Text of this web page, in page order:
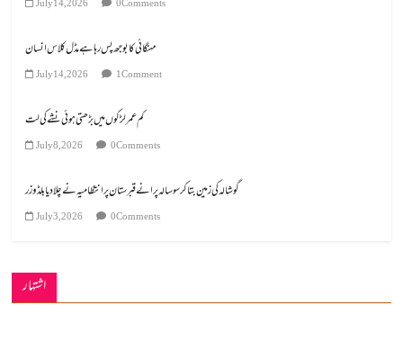
July 14, 2026 0 Comments
مہنگائی کا بوجھ پس رہا ہے مڈل کلاس انسان
July 14, 2026 1 Comment
کم عمر لڑکوں میں بڑھتی ہوئی نشے کی لت
July 8, 2026 0 Comments
گوشالہ کی زمین بتا کر سوسالہ پرانے قبرستان پر انتظامیہ نے چلا دیا بلڈوزر
July 3, 2026 0 Comments
اشتہار